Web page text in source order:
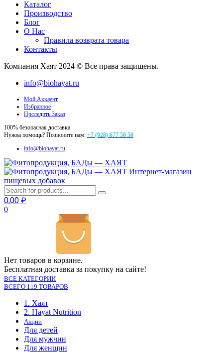
Каталог
Производство
Блог
О Нас
Правила возврата товара
Контакты
Компания Хаят 2024 © Все права защищены.
info@biohayat.ru
Мой Аккаунт
Избранное
Прследить Заказ
100% безопасная доставка
Нужна помощь? Позвоните нам: +7 (928) 677 50 50
info@biohayat.ru
Интернет-магазин
пищевых добавок
0,00 ₽
0
Нет товаров в корзине.
Бесплатная доставка за покупку на сайте!
ВСЕ КАТЕГОРИИ
ВСЕГО 119 ТОВАРОВ
1. Хаят
2. Hayat Nutrition
Акции
Для детей
Для мужчин
Для женщин